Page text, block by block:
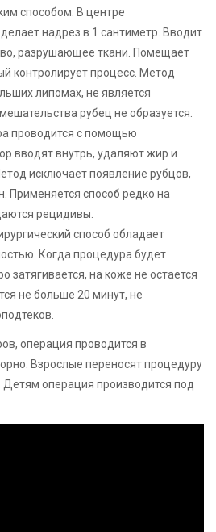
способом. В центре
надрез в 1 сантиметр. Вводит
разрушающее ткани. Помещает
контролирует процесс. Метод
липомах, не является
рубец не образуется.
проводится с помощью
вводят внутрь, удаляют жир и
исключает появление рубцов,
Применяется способ редко на
рецидивы.
способ обладает
Когда процедура будет
затягивается, на коже не остается
не больше 20 минут, не
операция проводится в
Взрослые переносят процедуру
Детям операция производится под